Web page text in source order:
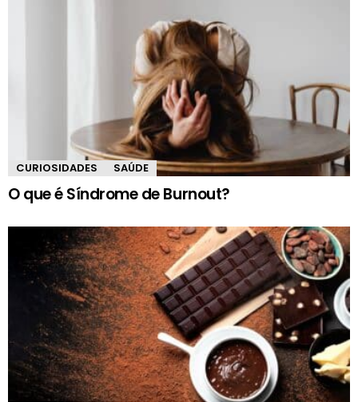
CURIOSIDADES SAÚDE
O que é Síndrome de Burnout?